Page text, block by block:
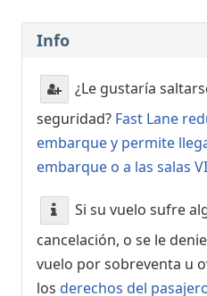
Info
¿Le gustaría
seguridad? Fast Lane
embarque y permite
embarque o a las salas
Si su vuelo sufre
cancelación, o se le
vuelo por sobreventa u
los derechos del